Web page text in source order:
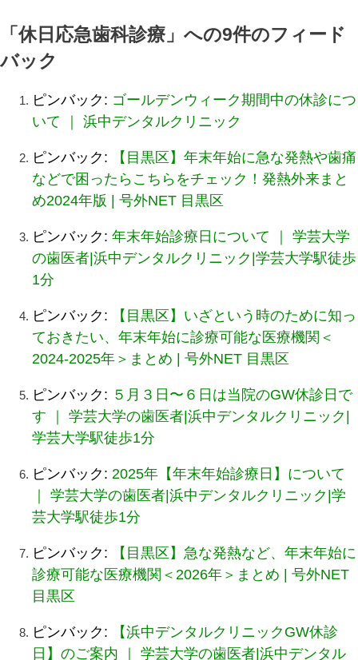
「休日応急歯科診療」への9件のフィード
バック
ピンバック: ゴールデンウィーク期間中の休診につ
いて ｜ 浜中デンタルクリニック
ピンバック:
【目黒区】年末年始に急な発熱や歯痛
などで困ったらこちらをチェック！発熱外来まと
め2024年版 | 号外NET 目黒区
ピンバック: 年末年始診療日について ｜ 学芸大学
の歯医者|浜中デンタルクリニック|学芸大学駅徒歩
1分
ピンバック:
【目黒区】いざという時のために知っ
ておきたい、年末年始に診療可能な医療機関＜
2024-2025年＞まとめ | 号外NET 目黒区
ピンバック: ５月３日〜６日は当院のGW休診日で
す ｜ 学芸大学の歯医者|浜中デンタルクリニック|
学芸大学駅徒歩1分
ピンバック: 2025年【年末年始診療日】について
｜ 学芸大学の歯医者|浜中デンタルクリニック|学
芸大学駅徒歩1分
ピンバック:
【目黒区】急な発熱など、年末年始に
診療可能な医療機関＜2026年＞まとめ | 号外NET
目黒区
ピンバック:
【浜中デンタルクリニックGW休診
日】のご案内 ｜ 学芸大学の歯医者|浜中デンタル